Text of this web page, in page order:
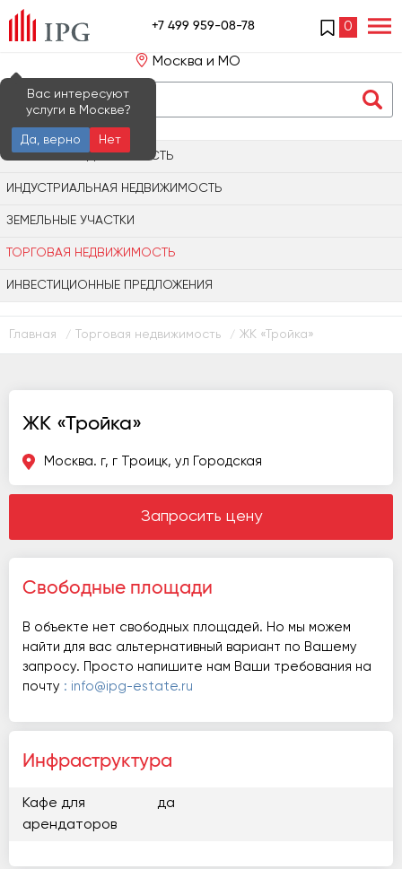
+7 499 959-08-78 0
Москва и МО
Вас интересуют
услуги в Москве?
Да, верно
Нет
ОФИСНАЯ НЕДВИЖИМОСТЬ
ИНДУСТРИАЛЬНАЯ НЕДВИЖИМОСТЬ
ЗЕМЕЛЬНЫЕ УЧАСТКИ
ТОРГОВАЯ НЕДВИЖИМОСТЬ
ИНВЕСТИЦИОННЫЕ ПРЕДЛОЖЕНИЯ
Главная / Торговая недвижимость / ЖК «Тройка»
ЖК «Тройка»
Москва. г, г Троицк, ул Городская
Запросить цену
Свободные площади
В объекте нет свободных площадей. Но мы можем
найти для вас альтернативный вариант по Вашему
запросу. Просто напишите нам Ваши требования на
почту : info@ipg-estate.ru
Инфраструктура
Кафе для
арендаторов
да